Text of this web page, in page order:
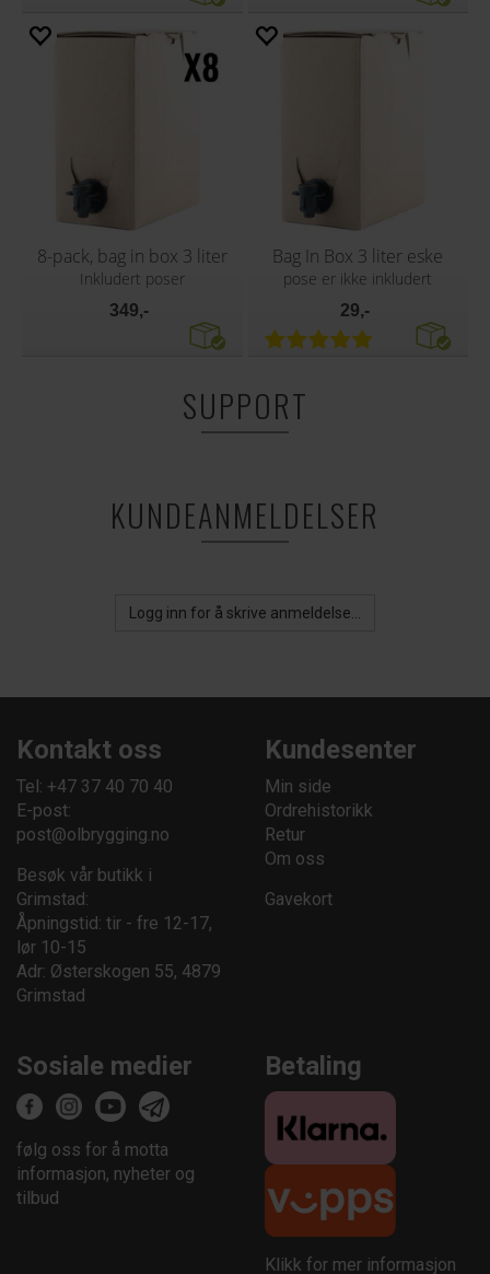
8-pack, bag in box 3 liter
Inkludert poser
349,-
Bag In Box 3 liter eske
pose er ikke inkludert
29,-
SUPPORT
KUNDEANMELDELSER
Logg inn for å skrive anmeldelse...
Kontakt oss
Tel: +47 37 40 70 40
E-post:
post@olbrygging.no
Besøk vår butikk i
Grimstad:
Åpningstid: tir - fre 12-17,
lør 10-15
Adr: Østerskogen 55, 4879
Grimstad
Kundesenter
Min side
Ordrehistorikk
Retur
Om oss
Gavekort
Sosiale medier
følg oss for å motta
informasjon, nyheter og
tilbud
Betaling
Klikk for mer informasjon